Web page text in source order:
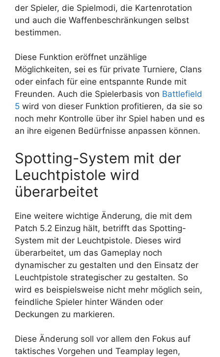
der Spieler, die Spielmodi, die Kartenrotation
und auch die Waffenbeschränkungen selbst
bestimmen.
Diese Funktion eröffnet unzählige
Möglichkeiten, sei es für private Turniere, Clans
oder einfach für eine entspannte Runde mit
Freunden. Auch die Spielerbasis von Battlefield
5 wird von dieser Funktion profitieren, da sie so
noch mehr Kontrolle über ihr Spiel haben und es
an ihre eigenen Bedürfnisse anpassen können.
Spotting-System mit der
Leuchtpistole wird
überarbeitet
Eine weitere wichtige Änderung, die mit dem
Patch 5.2 Einzug hält, betrifft das Spotting-
System mit der Leuchtpistole. Dieses wird
überarbeitet, um das Gameplay noch
dynamischer zu gestalten und den Einsatz der
Leuchtpistole strategischer zu gestalten. So
wird es beispielsweise nicht mehr möglich sein,
feindliche Spieler hinter Wänden oder
Deckungen zu markieren.
Diese Änderung soll vor allem den Fokus auf
taktisches Vorgehen und Teamplay legen,